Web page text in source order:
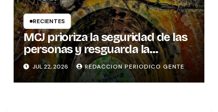
RECIENTES
MCJ prioriza la seguridad de las
personas y resguarda la
memoria histórica del puente
sobre el río Tures
JUL 22, 2026 REDACCION PERIODICO GENTE